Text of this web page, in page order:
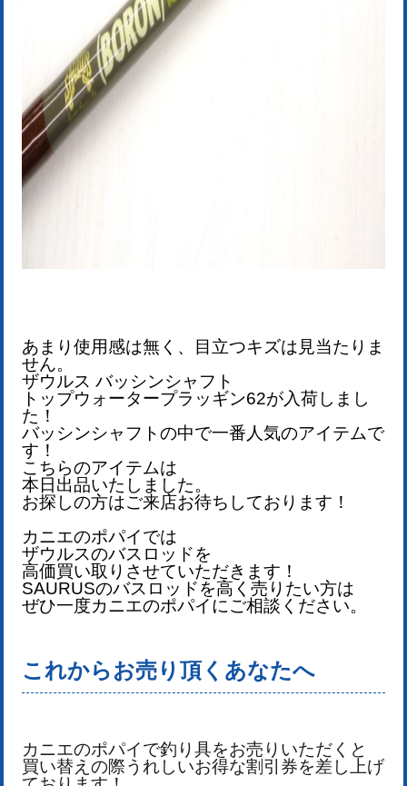
あまり使用感は無く、目立つキズは見当たりま
せん。
ザウルス バッシンシャフト
トップウォータープラッギン62が入荷しまし
た！
バッシンシャフトの中で一番人気のアイテムで
す！
こちらのアイテムは
本日出品いたしました。
お探しの方はご来店お待ちしております！
カニエのポパイでは
ザウルスのバスロッドを
高価買い取りさせていただきます！
SAURUSのバスロッドを高く売りたい方は
ぜひ一度カニエのポパイにご相談ください。
これからお売り頂くあなたへ
カニエのポパイで釣り具をお売りいただくと
買い替えの際うれしいお得な割引券を差し上げ